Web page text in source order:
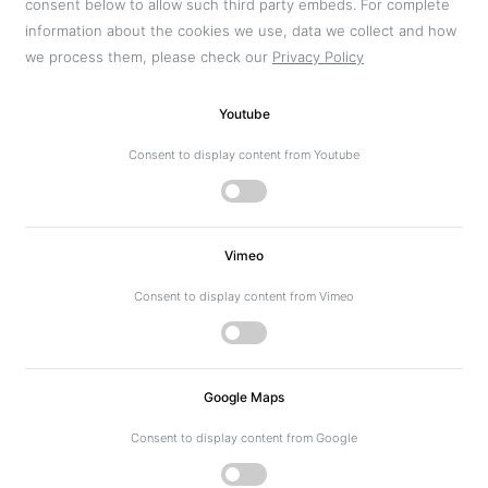
consent below to allow such third party embeds. For complete
information about the cookies we use, data we collect and how
we process them, please check our Privacy Policy
Youtube
Consent to display content from Youtube
Vimeo
Consent to display content from Vimeo
Google Maps
Consent to display content from Google